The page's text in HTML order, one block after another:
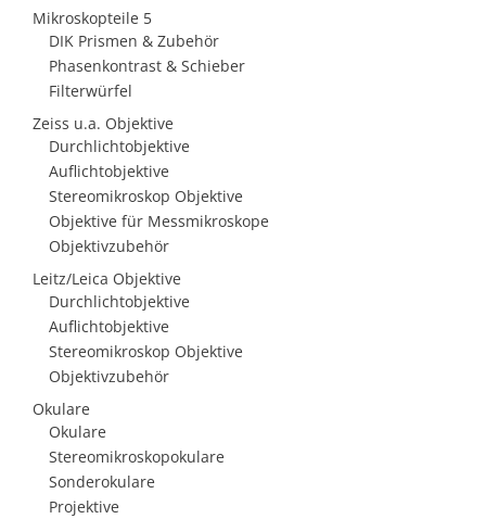
Mikroskopteile 5
DIK Prismen & Zubehör
Phasenkontrast & Schieber
Filterwürfel
Zeiss u.a. Objektive
Durchlichtobjektive
Auflichtobjektive
Stereomikroskop Objektive
Objektive für Messmikroskope
Objektivzubehör
Leitz/Leica Objektive
Durchlichtobjektive
Auflichtobjektive
Stereomikroskop Objektive
Objektivzubehör
Okulare
Okulare
Stereomikroskopokulare
Sonderokulare
Projektive